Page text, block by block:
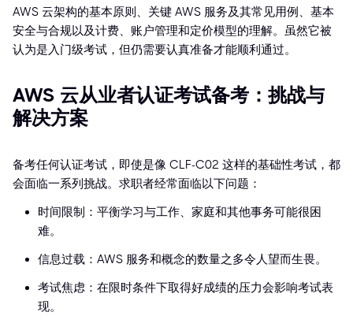
AWS 云架构的基本原则、关键 AWS 服务及其常见用例、基本
安全与合规以及计费、账户管理和定价模型的理解。虽然它被
认为是入门级考试，但仍需要认真准备才能顺利通过。
AWS 云从业者认证考试备考：挑战与
解决方案
备考任何认证考试，即使是像 CLF-C02 这样的基础性考试，都
会面临一系列挑战。求职者经常面临以下问题：
时间限制：平衡学习与工作、家庭和其他事务可能很困
难。
信息过载：AWS 服务和概念的数量之多令人望而生畏。
考试焦虑：在限时条件下取得好成绩的压力会影响考试表
现。